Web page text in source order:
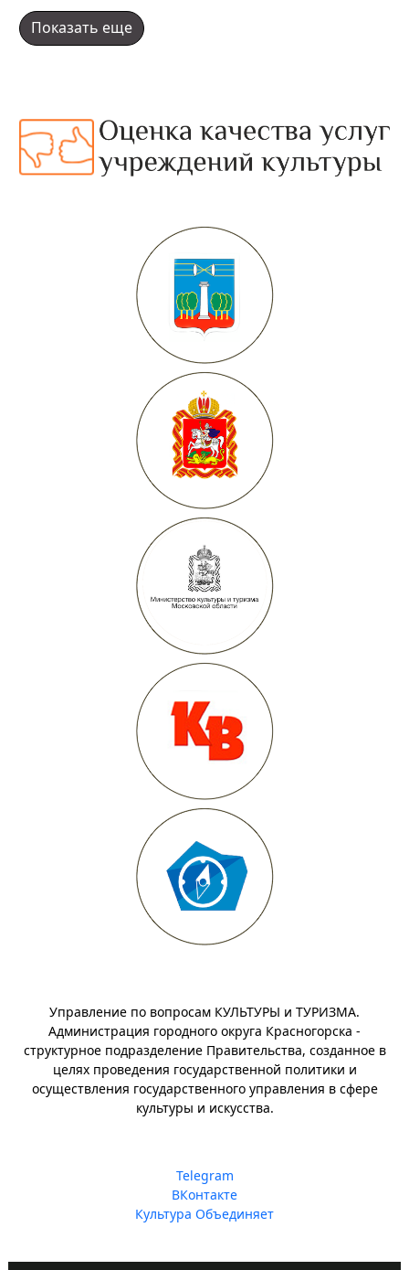
Показать еще
Управление по вопросам КУЛЬТУРЫ и ТУРИЗМА.
Администрация городного округа Красногорска -
структурное подразделение Правительства, созданное в
целях проведения государственной политики и
осуществления государственного управления в сфере
культуры и искусства.
Telegram
ВКонтакте
Культура Объединяет